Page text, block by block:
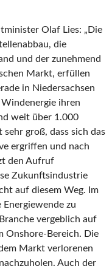
Olaf Lies: „Die
die
und der zunehmend
Markt, erfüllen
in Niedersachsen
ihren
weit über 1.000
groß, dass sich das
ergriffen und nach
den Aufruf
Zukunftsindustrie
auf diesem Weg. Im
zu
vergeblich auf
Onshore-Bereich. Die
Markt verlorenen
Auch der